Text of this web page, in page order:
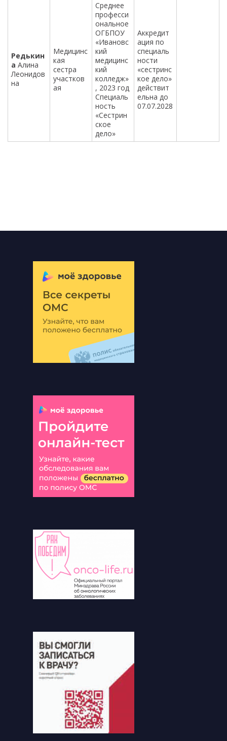
Редькин
а Алина
Леонидов
на
Медицинс
кая
сестра
участков
ая
Среднее
професси
ональное
ОГБПОУ
«Ивановс
кий
медицинс
кий
колледж»
, 2023 год
Специаль
ность
«Сестрин
ское
дело»
Аккредит
ация по
специаль
ности
«сестринс
кое дело»
действит
ельна до
07.07.2028